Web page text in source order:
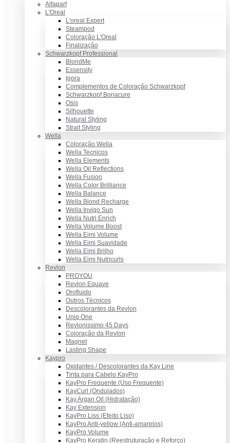
Alfaparf
L'Oreal
L'oreal Expert
Steampod
Coloração L'Oreal
Finalização
Schwarzkopf Professional
BlondMe
Essensity
Igora
Complementos de Coloração Schwarzkopf
Schwarzkopf Bonacure
Osis
Silhouette
Natural Styling
Strait Styling
Wella
Coloração Wella
Wella Tecnicos
Wella Elements
Wella Oil Reflections
Wella Fusion
Wella Color Brilliance
Wella Balance
Wella Blond Recharge
Wella Invigo Sun
Wella Nutri Enrich
Wella Volume Boost
Wella Eimi Volume
Wella Eimi Suavidade
Wella Eimi Brilho
Wella Eimi Nutricurls
Revlon
PROYOU
Revlon Equave
Orofluido
Outros Técnicos
Descolorantes da Revlon
Uniq One
Revlonissimo 45 Days
Coloração da Revlon
Magnet
Lasting Shape
Kaypro
Oxidantes / Descolorantes da Kay Line
Tinta para Cabelo KayPro
KayPro Frequente (Uso Frequente)
KayCurl (Ondulados)
Kay Argan Oil (Hidratação)
Kay Extension
KayPro Liss (Efeito Liso)
KayPro Anti-yellow (Anti-amarelos)
KayPro Volume
KayPro Keratin (Reestruturação e Reforço)